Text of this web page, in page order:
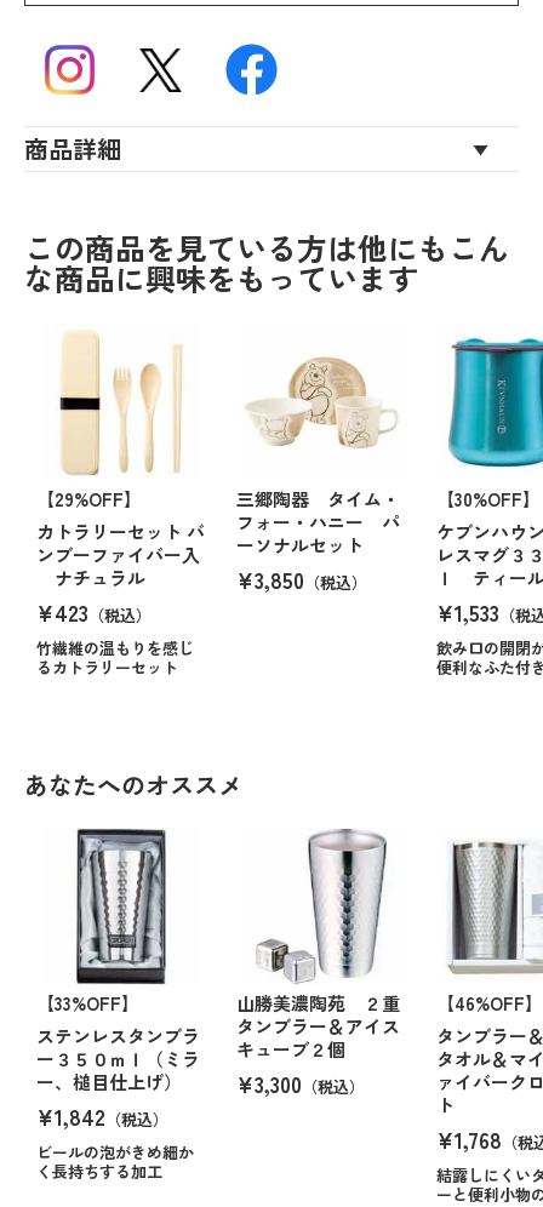
商品詳細
この商品を見ている方は他にもこん
な商品に興味をもっています
【29%OFF】
カトラリーセット バ
ンブーファイバー入
ナチュラル
¥423 （税込）
竹繊維の温もりを感じ
るカトラリーセット
三郷陶器 タイム・
フォー・ハニー パ
ーソナルセット
¥3,850 （税込）
【30%OFF】
ケブンハウ
レスマグ３
ｌ ティー
¥1,533 （税
飲み口の開閉
便利なふた付
あなたへのオススメ
【33%OFF】
ステンレスタンブラ
ー３５０ｍｌ（ミラ
ー、槌目仕上げ）
¥1,842 （税込）
ビールの泡がきめ細か
く長持ちする加工
山勝美濃陶苑 ２重
タンブラー＆アイス
キューブ２個
¥3,300 （税込）
【46%OFF】
タンブラー
タオル＆マ
ァイバーク
ト
¥1,768 （税
結露しにくい
ーと便利小物